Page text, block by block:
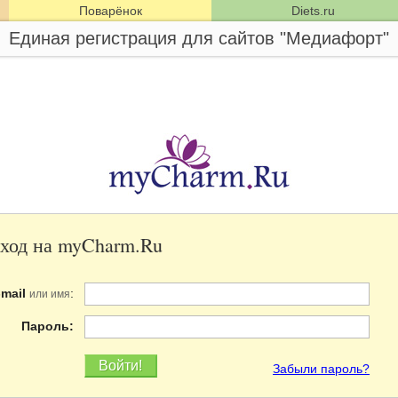
Поварёнок Diets.ru
Единая регистрация для сайтов "Медиафорт"
на myCharm.Ru
или имя:
Пароль:
Забыли пароль?